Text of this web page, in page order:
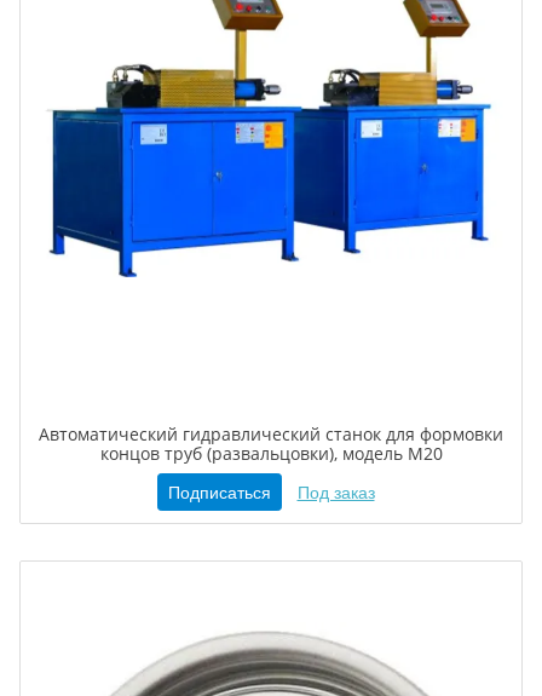
Автоматический гидравлический станок для формовки
концов труб (развальцовки), модель M20
Подписаться Под заказ